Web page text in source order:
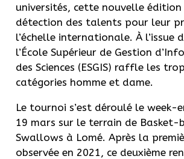
universités, cette nouvelle édition
détection des talents pour leur
l’échelle internationale. À l’issue
l’École Supérieur de Gestion
des Sciences (ESGIS) raffle les
catégories homme et dame.
Le tournoi s’est déroulé le week-
19 mars sur le terrain de Basket-
Swallows à Lomé. Après la
observée en 2021, ce deuxième